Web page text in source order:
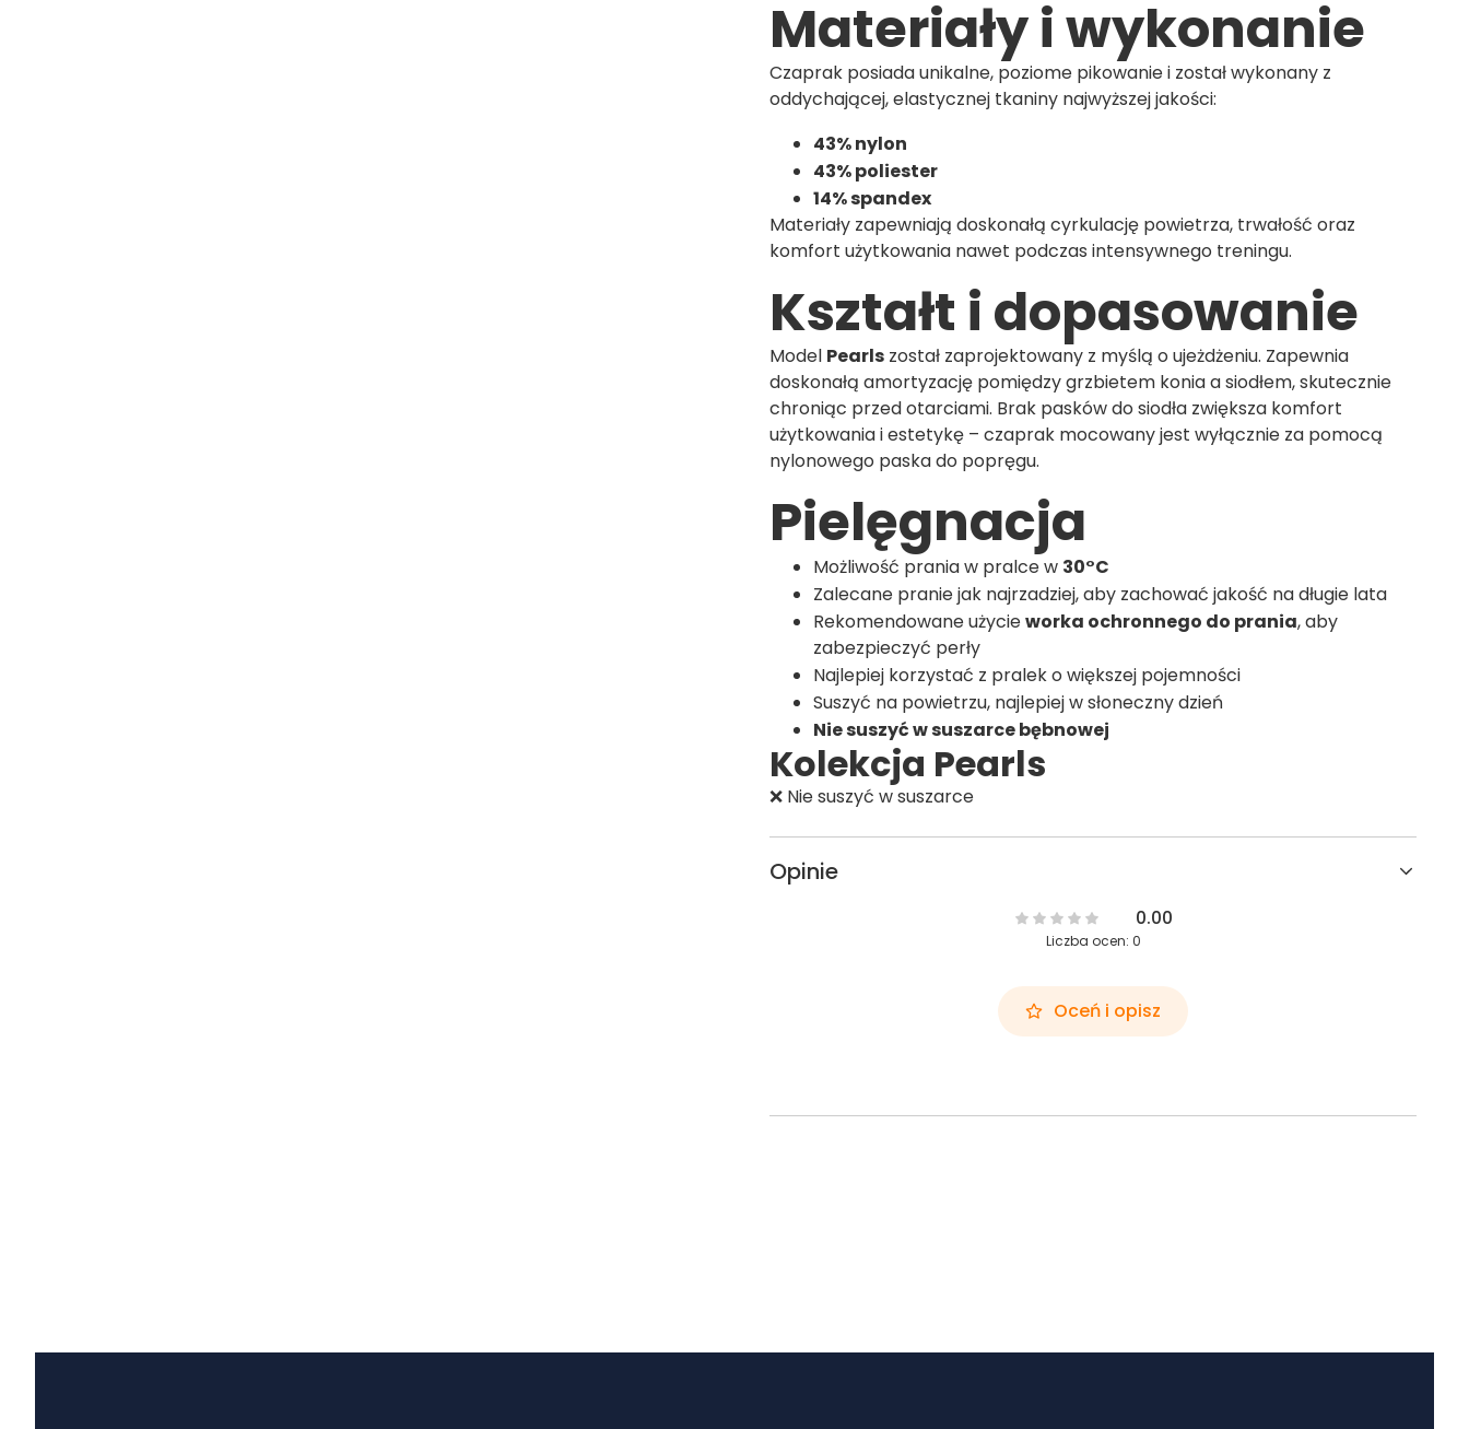
Materiały i wykonanie
Czaprak posiada unikalne, poziome pikowanie i został wykonany z
oddychającej, elastycznej tkaniny najwyższej jakości:
43% nylon
43% poliester
14% spandex
Materiały zapewniają doskonałą cyrkulację powietrza, trwałość oraz
komfort użytkowania nawet podczas intensywnego treningu.
Kształt i dopasowanie
Model Pearls został zaprojektowany z myślą o ujeżdżeniu. Zapewnia
doskonałą amortyzację pomiędzy grzbietem konia a siodłem, skutecznie
chroniąc przed otarciami. Brak pasków do siodła zwiększa komfort
użytkowania i estetykę – czaprak mocowany jest wyłącznie za pomocą
nylonowego paska do popręgu.
Pielęgnacja
Możliwość prania w pralce w 30°C
Zalecane pranie jak najrzadziej, aby zachować jakość na długie lata
Rekomendowane użycieworka ochronnego do prania, aby
zabezpieczyć perły
Najlepiej korzystać z pralek o większej pojemności
Suszyć na powietrzu, najlepiej w słoneczny dzień
Nie suszyć w suszarce bębnowej
Kolekcja Pearls
❌ Nie suszyć w suszarce
Opinie
0.00
Liczba ocen: 0
Oceń i opisz